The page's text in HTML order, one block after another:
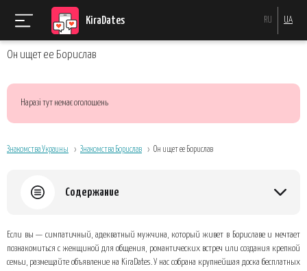
KiraDates RU UA
Он ищет ее Борислав
Наразі тут немає оголошень
Знакомства Украины Знакомства Борислав Он ищет ее Борислав
Содержание
Как создать привлекательное объявление
Если вы — симпатичный, адекватный мужчина, который живет в Бориславе и мечтает
познакомиться с женщиной для общения, романтических встреч или создания крепкой
семьи, размещайте объявление на KiraDates. У нас собрана крупнейшая доска бесплатных